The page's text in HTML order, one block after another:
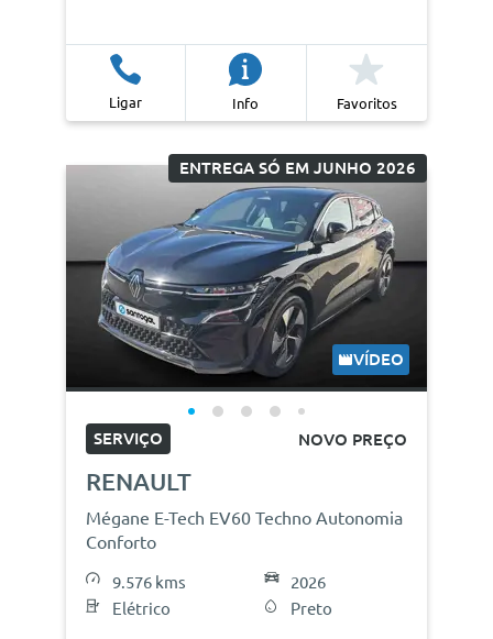
Ligar Info Favoritos
ENTREGA SÓ EM JUNHO 2026
VÍDEO
SERVIÇO NOVO PREÇO
RENAULT
Mégane E-Tech EV60 Techno Autonomia
Conforto
9.576 kms
Elétrico
2026
Preto